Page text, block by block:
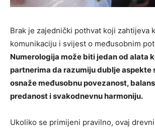
Brak je zajednički pothvat koji zahtijeva
komunikaciju i svijest o međusobnim
Numerologija može biti jedan od alata
partnerima da razumiju dublje aspekte
osnaže međusobnu povezanost,
predanost i svakodnevnu harmoniju.
Ukoliko se primijeni pravilno, ovaj